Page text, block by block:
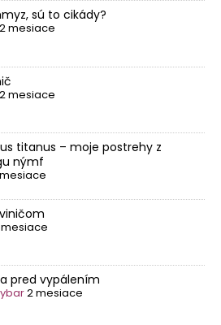
sú to cikády?
2 mesiace
2 mesiace
titanus – moje postrehy z
nýmf
pred vypálením
2 mesiace